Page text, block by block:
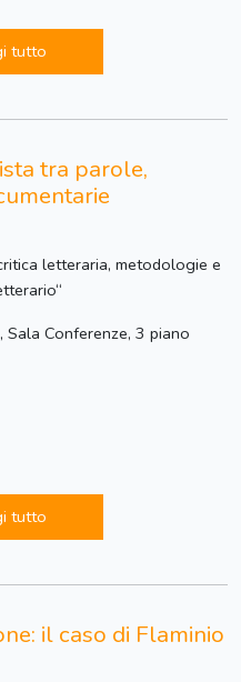
tutto
tra parole,
letteraria, metodologie e
Sala Conferenze, 3 piano
tutto
il caso di Flaminio